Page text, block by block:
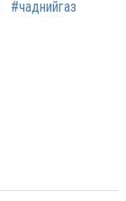
#чаднийгаз